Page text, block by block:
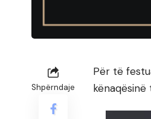
Shpërndaje
Për të